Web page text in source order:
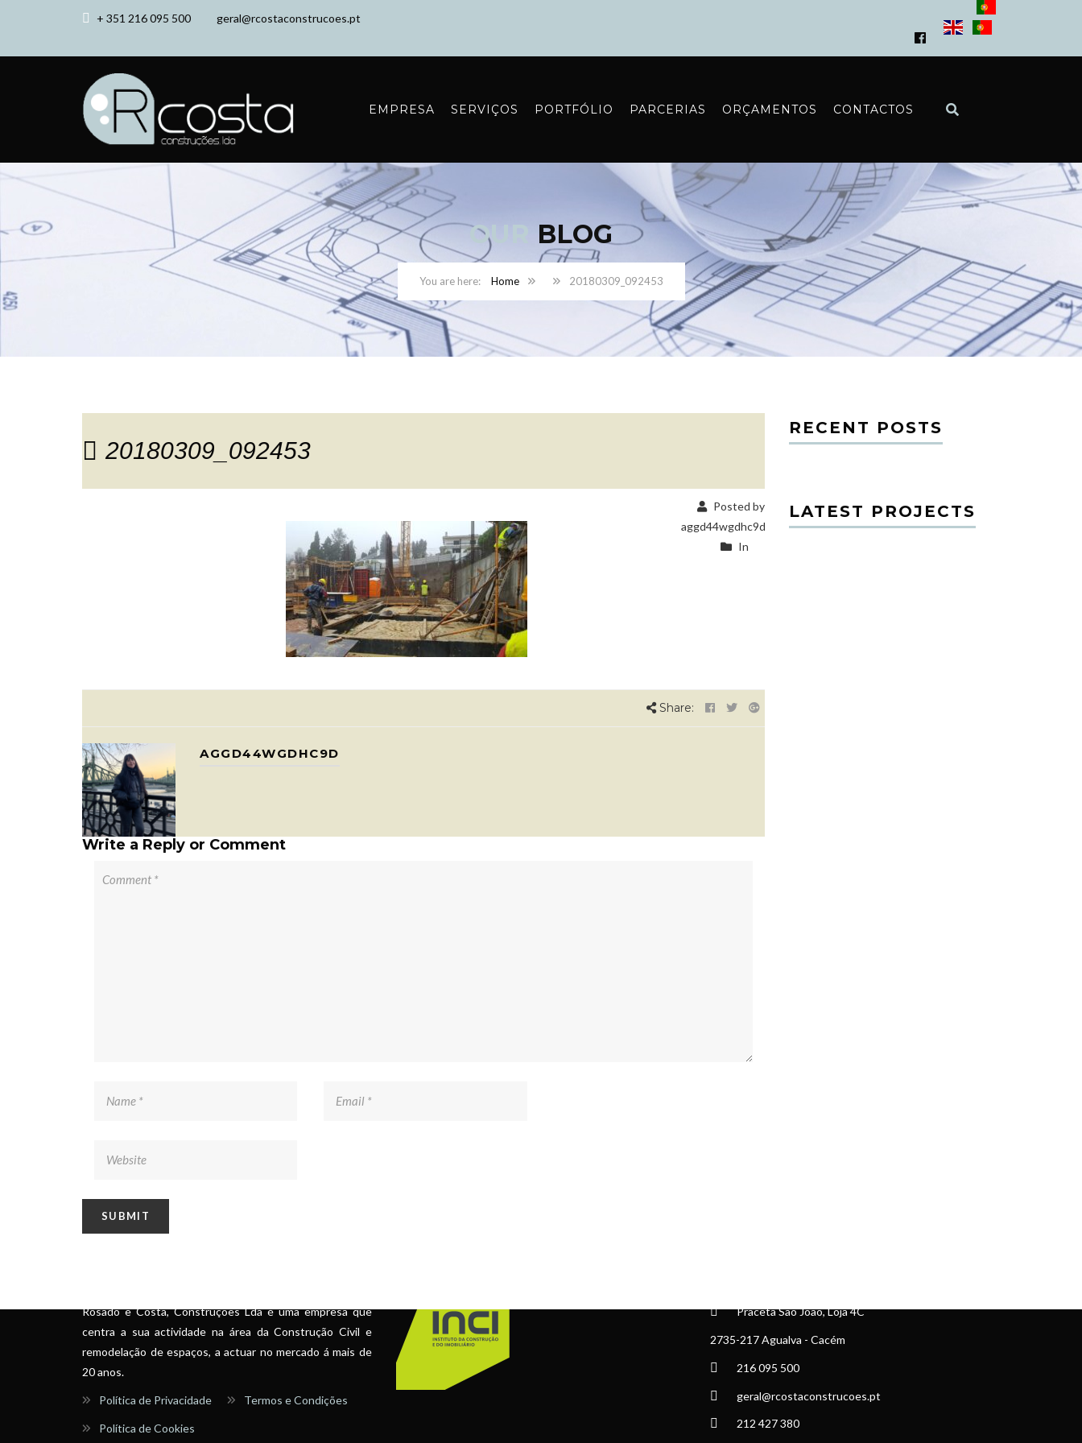
+ 351 216 095 500 geral@rcostaconstrucoes.pt
EMPRESA SERVIÇOS PORTFÓLIO PARCERIAS ORÇAMENTOS CONTACTOS
OUR BLOG
Home 20180309_092453
20180309_092453
Posted by
aggd44wgdhc9d
In
Share:
AGGD44WGDHC9D
Write a Reply or Comment
RECENT POSTS
LATEST PROJECTS
Rosado e Costa, Construções Lda é uma empresa que
centra a sua actividade na área da Construção Civil e
remodelação de espaços, a actuar no mercado á mais de
20 anos.
Política de Privacidade Termos e Condições
Política de Cookies
Praceta São João, Loja 4C
2735-217 Agualva - Cacém
216 095 500
geral@rcostaconstrucoes.pt
212 427 380